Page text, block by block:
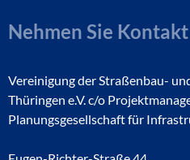
Nehmen Sie
Vereinigung der Straßenbau-
Thüringen e.V. c/o
Planungsgesellschaft für